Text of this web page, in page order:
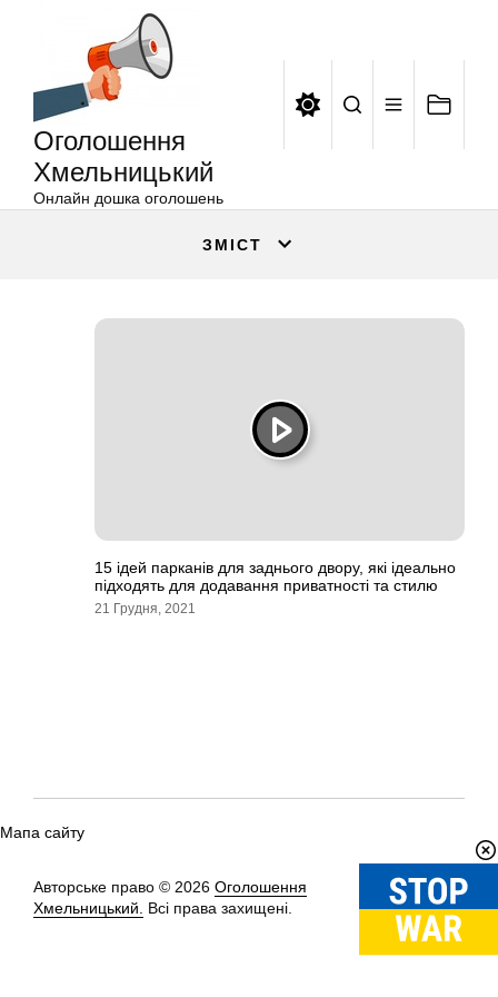
Оголошення
Хмельницький
Онлайн дошка оголошень
ЗМІСТ
15 ідей парканів для заднього двору, які ідеально
підходять для додавання приватності та стилю
21 Грудня, 2021
Мапа сайту
Авторське право © 2026 Оголошення
Хмельницький.
Всі права захищені.
Вгору↑